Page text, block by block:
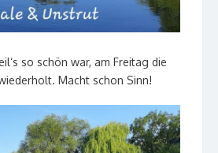
so schön war, am Freitag die
Macht schon Sinn!